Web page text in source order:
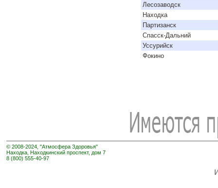
Лесозаводск
Находка
Партизанск
Спасск-Дальний
Уссурийск
Фокино
© 2008-2024, "Атмосфера Здоровья"
Находка, Находкинский проспект, дом 7
8 (800) 555-40-97